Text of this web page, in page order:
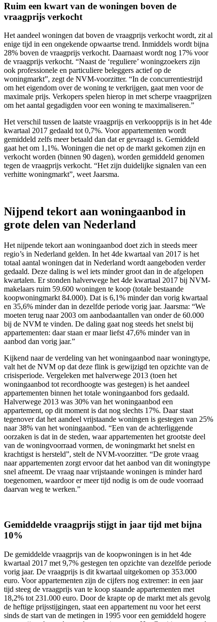
Ruim een kwart van de woningen boven de
vraagprijs verkocht
Het aandeel woningen dat boven de vraagprijs verkocht wordt, zit al
enige tijd in een ongekende opwaartse trend. Inmiddels wordt bijna
28% boven de vraagprijs verkocht. Daarnaast wordt nog 17% voor
de vraagprijs verkocht. “Naast de ‘reguliere’ woningzoekers zijn
ook professionele en particuliere beleggers actief op de
woningmarkt”, zegt de NVM-voorzitter. “In de concurrentiestrijd
om het eigendom over de woning te verkrijgen, gaat men voor de
maximale prijs. Verkopers spelen hierop in met scherpe vraagprijzen
om het aantal gegadigden voor een woning te maximaliseren.”
Het verschil tussen de laatste vraagprijs en verkoopprijs is in het 4de
kwartaal 2017 gedaald tot 0,7%. Voor appartementen wordt
gemiddeld zelfs meer betaald dan dat er gevraagd is. Gemiddeld
gaat het om 1,1%. Woningen die net op de markt gekomen zijn en
verkocht worden (binnen 90 dagen), worden gemiddeld genomen
tegen de vraagprijs verkocht. “Het zijn duidelijke signalen van een
verhitte woningmarkt”, weet Jaarsma.
Nijpend tekort aan woningaanbod in
grote delen van Nederland
Het nijpende tekort aan woningaanbod doet zich in steeds meer
regio’s in Nederland gelden. In het 4de kwartaal van 2017 is het
totaal aantal woningen dat in Nederland wordt aangeboden verder
gedaald. Deze daling is wel iets minder groot dan in de afgelopen
kwartalen. Er stonden halverwege het 4de kwartaal 2017 bij NVM-
makelaars ruim 59.600 woningen te koop (totale bestaande
koopwoningmarkt 84.000). Dat is 6,1% minder dan vorig kwartaal
en 35,6% minder dan in dezelfde periode vorig jaar. Jaarsma: “We
moeten terug naar 2003 om aanbodaantallen van onder de 60.000
bij de NVM te vinden. De daling gaat nog steeds het snelst bij
appartementen: daar staan er maar liefst 47,6% minder van in
aanbod dan vorig jaar.”
Kijkend naar de verdeling van het woningaanbod naar woningtype,
valt het de NVM op dat deze flink is gewijzigd ten opzichte van de
crisisperiode. Vergeleken met halverwege 2013 (toen het
woningaanbod tot recordhoogte was gestegen) is het aandeel
appartementen binnen het totale woningaanbod fors gedaald.
Halverwege 2013 was 30% van het woningaanbod een
appartement, op dit moment is dat nog slechts 17%. Daar staat
tegenover dat het aandeel vrijstaande woningen is gestegen van 25%
naar 38% van het woningaanbod. “Een van de achterliggende
oorzaken is dat in de steden, waar appartementen het grootste deel
van de woningvoorraad vormen, de woningmarkt het snelst en
krachtigst is hersteld”, stelt de NVM-voorzitter. “De grote vraag
naar appartementen zorgt ervoor dat het aanbod van dit woningtype
snel afneemt. De vraag naar vrijstaande woningen is minder hard
toegenomen, waardoor er meer tijd nodig is om de oude voorraad
daarvan weg te werken.”
Gemiddelde vraagprijs stijgt in jaar tijd met bijna
10%
De gemiddelde vraagprijs van de koopwoningen is in het 4de
kwartaal 2017 met 9,7% gestegen ten opzichte van dezelfde periode
vorig jaar. De vraagprijs is dit kwartaal uitgekomen op 353.000
euro. Voor appartementen zijn de cijfers nog extremer: in een jaar
tijd steeg de vraagprijs van te koop staande appartementen met
18,2% tot 231.000 euro. Door de krapte op de markt met als gevolg
de heftige prijsstijgingen, staat een appartement nu voor het eerst
sinds de start van de metingen in 1995 voor een gemiddeld hogere